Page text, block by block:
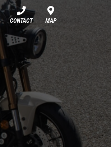
CONTACT MAP